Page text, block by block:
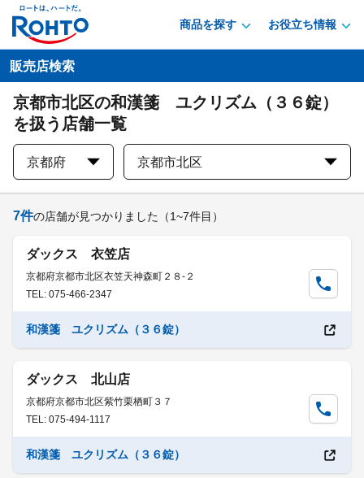
商品を探す お役立ち情報
販売店検索
京都市北区の和漢箋 ユクリズム（３６錠）
を扱う店舗一覧
京都府 京都市北区
7件の店舗が見つかりました （1~7件目）
ダックス 衣笠店
京都府京都市北区衣笠天神森町２８-２
TEL: 075-466-2347
和漢箋 ユクリズム（３６錠）
ダックス 北山店
京都府京都市北区紫竹栗栖町３７
TEL: 075-494-1117
和漢箋 ユクリズム（３６錠）